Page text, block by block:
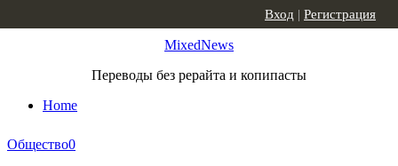
MixedNews
Переводы без рерайта и копипасты
Home
Вход | Регистрация
Общество0